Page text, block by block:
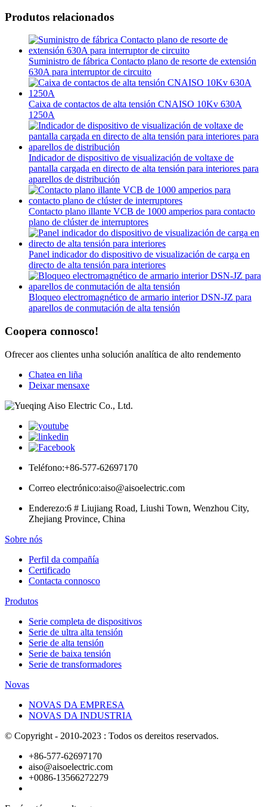
Produtos relacionados
Suministro de fábrica Contacto plano de resorte de extensión
630A para interruptor de circuito
Caixa de contactos de alta tensión CNAISO 10Kv 630A
1250A
Indicador de dispositivo de visualización de voltaxe de
pantalla cargada en directo de alta tensión para interiores para
aparellos de distribución
Contacto plano illante VCB de 1000 amperios para contacto
plano de clúster de interruptores
Panel indicador do dispositivo de visualización de carga en
directo de alta tensión para interiores
Bloqueo electromagnético de armario interior DSN-JZ para
aparellos de conmutación de alta tensión
Coopera connosco!
Ofrecer aos clientes unha solución analítica de alto rendemento
Chatea en liña
Deixar mensaxe
Teléfono:+86-577-62697170
Correo electrónico:aiso@aisoelectric.com
Enderezo:6 # Liujiang Road, Liushi Town, Wenzhou City,
Zhejiang Province, China
Sobre nós
Perfil da compañía
Certificado
Contacta connosco
Produtos
Serie completa de dispositivos
Serie de ultra alta tensión
Serie de alta tensión
Serie de baixa tensión
Serie de transformadores
Novas
NOVAS DA EMPRESA
NOVAS DA INDUSTRIA
© Copyright - 2010-2023 : Todos os dereitos reservados.
+86-577-62697170
aiso@aisoelectric.com
+0086-13566272279